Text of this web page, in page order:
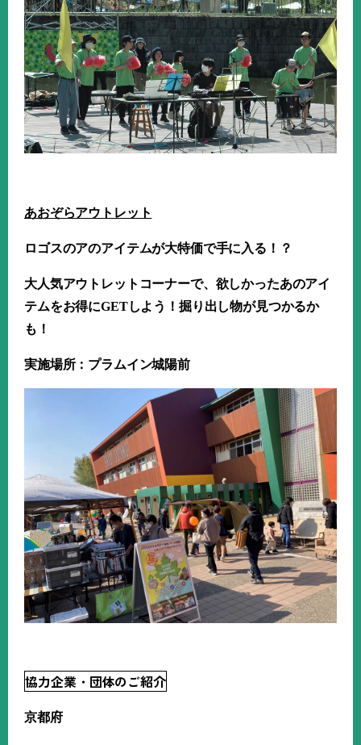
あおぞらアウトレット
ロゴスのアのアイテムが大特価で手に入る！？
大人気アウトレットコーナーで、欲しかったあのアイ
テムをお得にGETしよう！掘り出し物が見つかるか
も！
実施場所：プラムイン城陽前
協力企業・団体のご紹介
京都府